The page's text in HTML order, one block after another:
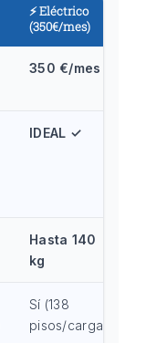
⚡ Eléctrico
(350€/mes)
350 €/mes
IDEAL ✓
Hasta 140
kg
Sí (138
pisos/carga)